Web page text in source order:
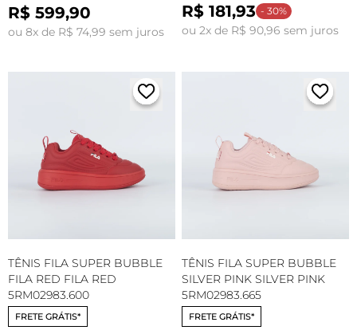
R$ 599,90
ou 8x de R$ 74,99 sem juros
R$ 181,93 - 30%
ou 2x de R$ 90,96 sem juros
TÊNIS FILA SUPER BUBBLE
FILA RED FILA RED
5RM02983.600
FRETE GRÁTIS*
TÊNIS FILA SUPER BUBBLE
SILVER PINK SILVER PINK
5RM02983.665
FRETE GRÁTIS*